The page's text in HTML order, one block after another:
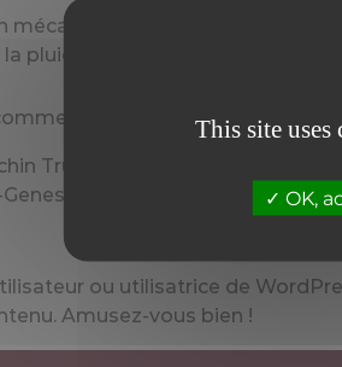
mécanicien qui aspire à devenir
pluie soudaine lors de longues
cela :
Truc a été créée en 1971, et
et-Isson, 123 Machin
ou utilisatrice de
Amusez-vous bien !
This site
OK,